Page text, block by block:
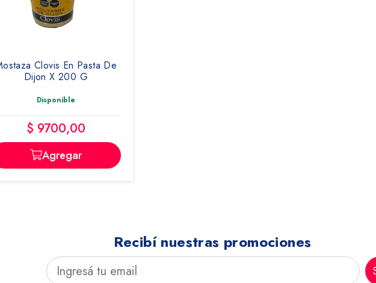
Clovis En Pasta De
Dijon X 200 G
Disponible
$ 9700,00
Agregar
Recibí nuestras promociones